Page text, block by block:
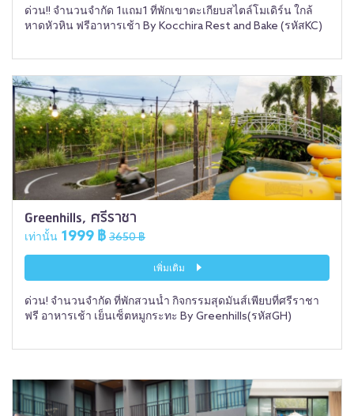
ด่วน!! จำนวนจำกัด 1แถม1 ที่พักเขาตะเกียบสไตล์โมเดิร์น ใกล้
หาดหัวหิน ฟรีอาหารเช้า By Kocchira Rest and Bake (รหัสKC)
Greenhills, ศรีราชา
เท่านั้น 1999 ฿ 3650 ฿
เพิ่มเติม
ด่วน! จำนวนจำกัด ที่พักสวนน้ำ กิจกรรมสุดมันส์เพียบที่ศรีราชา
ฟรี อาหารเช้า เย็นเซ็ตหมูกระทะ By Greenhills(รหัสGH)